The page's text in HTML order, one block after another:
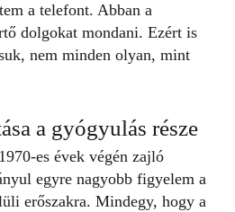
a telefont. Abban a
dolgokat mondani. Ezért is
nem minden olyan, mint
a gyógyulás része
1970-es évek végén zajló
egyre nagyobb figyelem a
erőszakra. Mindegy, hogy a